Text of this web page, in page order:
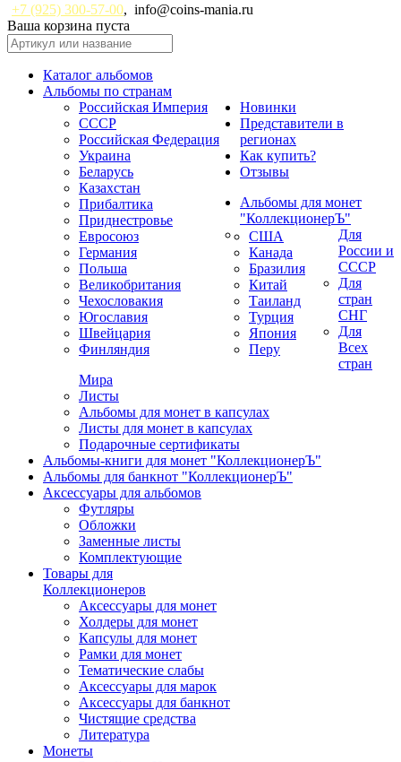
+7 (925) 300-57-00, info@coins-mania.ru
Ваша корзина пуста
Каталог альбомов
Альбомы по странам
Российская Империя
СССР
Российская Федерация
Украина
Беларусь
Казахстан
Прибалтика
Приднестровье
Евросоюз
Германия
Польша
Великобритания
Чехословакия
Югославия
Швейцария
Финляндия
США
Канада
Бразилия
Китай
Таиланд
Турция
Япония
Перу
Новинки
Представители в
регионах
Как купить?
Отзывы
Альбомы для монет
"КоллекционерЪ"
Для
России и
СССР
Для
стран
СНГ
Для
Всех
стран
Мира
Листы
Альбомы для монет в капсулах
Листы для монет в капсулах
Подарочные сертификаты
Альбомы-книги для монет "КоллекционерЪ"
Альбомы для банкнот "КоллекционерЪ"
Аксессуары для альбомов
Футляры
Обложки
Заменные листы
Комплектующие
Товары для
Коллекционеров
Аксессуары для монет
Холдеры для монет
Капсулы для монет
Рамки для монет
Тематические слабы
Аксессуары для марок
Аксессуары для банкнот
Чистящие средства
Литература
Монеты